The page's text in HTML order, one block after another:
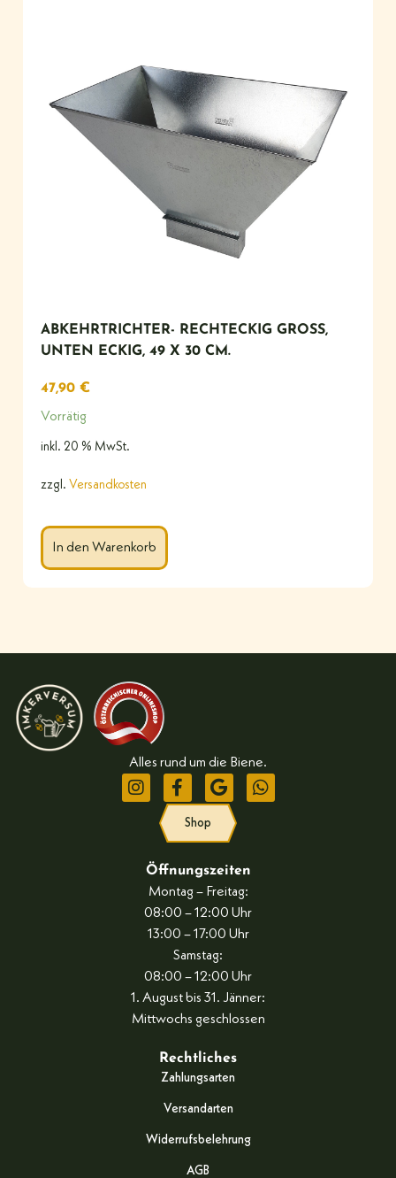
ABKEHRTRICHTER- RECHTECKIG GROSS, U
NTEN ECKIG, 49 X 30 CM.
47,90 €
Vorrätig
inkl. 20 % MwSt.
zzgl. Versandkosten
In den Warenkorb
Alles rund um die Biene.
Shop
Öffnungszeiten
Montag – Freitag:
08:00 – 12:00 Uhr
13:00 – 17:00 Uhr
Samstag:
08:00 – 12:00 Uhr
1. August bis 31. Jänner:
Mittwochs geschlossen
Rechtliches
Zahlungsarten
Versandarten
Widerrufsbelehrung
AGB